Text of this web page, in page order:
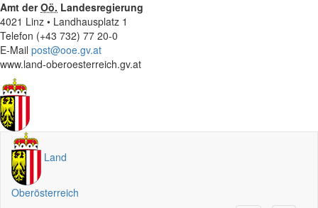
Amt derOö. Landesregierung
4021 Linz • Landhausplatz 1
Telefon (+43 732) 77 20-0
E-Mail post@ooe.gv.at
www.land-oberoesterreich.gv.at
Land
Oberösterreich